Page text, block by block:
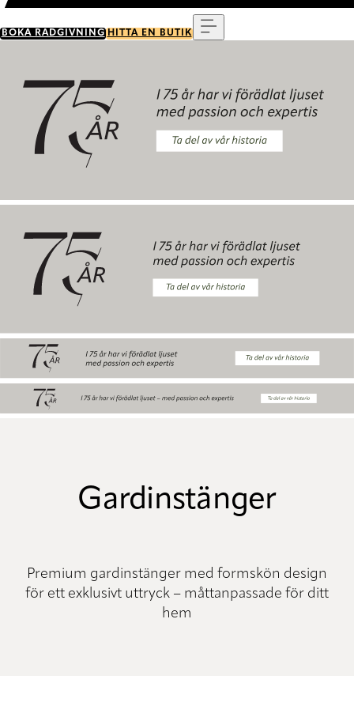
BOKA RÅDGIVNING HITTA EN BUTIK
Gardinstänger
Premium gardinstänger med formskön design
för ett exklusivt uttryck – måttanpassade för ditt
hem